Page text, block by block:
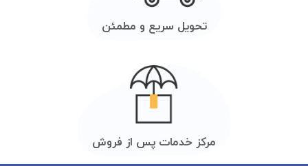
تحویل سریع و مطمئن
مرکز خدمات پس از فروش